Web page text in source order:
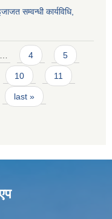
सम्वन्धी कार्यविधि,
4 5
10 11
last »